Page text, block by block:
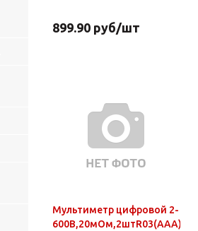
899.90 руб/шт
Мультиметр цифровой 2-
600В,20мОм,2штR03(AAA)